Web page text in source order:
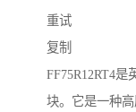
重试
复制
FF75R12RT4
块。它是一种